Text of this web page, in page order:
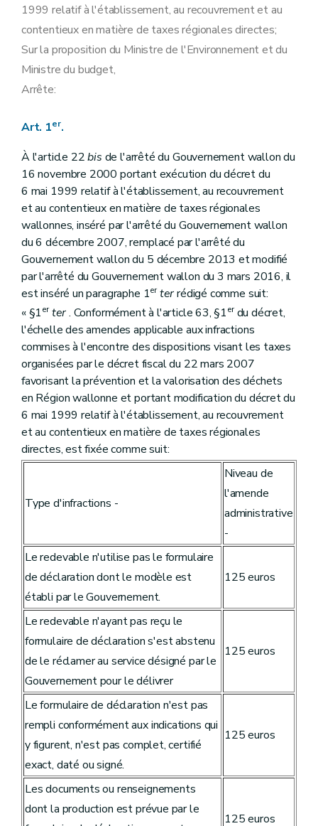
1999 relatif à l'établissement, au recouvrement et au
contentieux en matière de taxes régionales directes;
Sur la proposition du Ministre de l'Environnement et du
Ministre du budget,
Arrête:
Art. 1er.
À l'article 22bis de l'arrêté du Gouvernement wallon du
16 novembre 2000 portant exécution du décret du
6 mai 1999 relatif à l'établissement, au recouvrement
et au contentieux en matière de taxes régionales
wallonnes, inséré par l'arrêté du Gouvernement wallon
du 6 décembre 2007, remplacé par l'arrêté du
Gouvernement wallon du 5 décembre 2013 et modifié
par l'arrêté du Gouvernement wallon du 3 mars 2016, il
est inséré un paragraphe 1er terrédigé comme suit:
« §1er ter. Conformément à l'article 63, §1erdu décret,
l'échelle des amendes applicable aux infractions
commises à l'encontre des dispositions visant les taxes
organisées par le décret fiscal du 22 mars 2007
favorisant la prévention et la valorisation des déchets
en Région wallonne et portant modification du décret du
6 mai 1999 relatif à l'établissement, au recouvrement
et au contentieux en matière de taxes régionales
directes, est fixée comme suit:
Type d'infractions -
Niveau de
l'amende
administrative
-
Le redevable n'utilise pas le formulaire
de déclaration dont le modèle est
établi par le Gouvernement.
125 euros
Le redevable n'ayant pas reçu le
formulaire de déclaration s'est abstenu
de le réclamer au service désigné par le
Gouvernement pour le délivrer
125 euros
Le formulaire de déclaration n'est pas
rempli conformément aux indications qui
y figurent, n'est pas complet, certifié
exact, daté ou signé.
125 euros
Les documents ou renseignements
dont la production est prévue par le
125 euros